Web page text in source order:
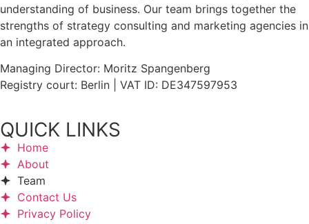
understanding of business. Our team brings together the
strengths of strategy consulting and marketing agencies in
an integrated approach.
Managing Director: Moritz Spangenberg
Registry court: Berlin | VAT ID: DE347597953
QUICK LINKS
Home
About
Team
Contact Us
Privacy Policy